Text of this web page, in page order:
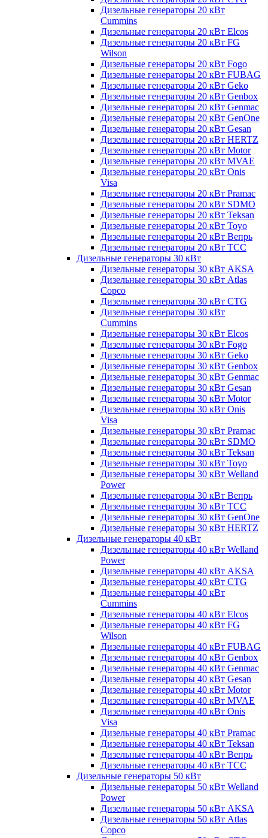
Дизельные генераторы 20 кВт
Cummins
Дизельные генераторы 20 кВт Elcos
Дизельные генераторы 20 кВт FG
Wilson
Дизельные генераторы 20 кВт Fogo
Дизельные генераторы 20 кВт FUBAG
Дизельные генераторы 20 кВт Geko
Дизельные генераторы 20 кВт Genbox
Дизельные генераторы 20 кВт Genmac
Дизельные генераторы 20 кВт GenOne
Дизельные генераторы 20 кВт Gesan
Дизельные генераторы 20 кВт HERTZ
Дизельные генераторы 20 кВт Motor
Дизельные генераторы 20 кВт MVAE
Дизельные генераторы 20 кВт Onis
Visa
Дизельные генераторы 20 кВт Pramac
Дизельные генераторы 20 кВт SDMO
Дизельные генераторы 20 кВт Teksan
Дизельные генераторы 20 кВт Toyo
Дизельные генераторы 20 кВт Вепрь
Дизельные генераторы 20 кВт ТСС
Дизельные генераторы 30 кВт
Дизельные генераторы 30 кВт AKSA
Дизельные генераторы 30 кВт Atlas
Copco
Дизельные генераторы 30 кВт CTG
Дизельные генераторы 30 кВт
Cummins
Дизельные генераторы 30 кВт Elcos
Дизельные генераторы 30 кВт Fogo
Дизельные генераторы 30 кВт Geko
Дизельные генераторы 30 кВт Genbox
Дизельные генераторы 30 кВт Genmac
Дизельные генераторы 30 кВт Gesan
Дизельные генераторы 30 кВт Motor
Дизельные генераторы 30 кВт Onis
Visa
Дизельные генераторы 30 кВт Pramac
Дизельные генераторы 30 кВт SDMO
Дизельные генераторы 30 кВт Teksan
Дизельные генераторы 30 кВт Toyo
Дизельные генераторы 30 кВт Welland
Power
Дизельные генераторы 30 кВт Вепрь
Дизельные генераторы 30 кВт ТСС
Дизельные генераторы 30 кВт GenOne
Дизельные генераторы 30 кВт HERTZ
Дизельные генераторы 40 кВт
Дизельные генераторы 40 кВт Welland
Power
Дизельные генераторы 40 кВт AKSA
Дизельные генераторы 40 кВт CTG
Дизельные генераторы 40 кВт
Cummins
Дизельные генераторы 40 кВт Elcos
Дизельные генераторы 40 кВт FG
Wilson
Дизельные генераторы 40 кВт FUBAG
Дизельные генераторы 40 кВт Genbox
Дизельные генераторы 40 кВт Genmac
Дизельные генераторы 40 кВт Gesan
Дизельные генераторы 40 кВт Motor
Дизельные генераторы 40 кВт MVAE
Дизельные генераторы 40 кВт Onis
Visa
Дизельные генераторы 40 кВт Pramac
Дизельные генераторы 40 кВт Teksan
Дизельные генераторы 40 кВт Вепрь
Дизельные генераторы 40 кВт ТСС
Дизельные генераторы 50 кВт
Дизельные генераторы 50 кВт Welland
Power
Дизельные генераторы 50 кВт AKSA
Дизельные генераторы 50 кВт Atlas
Copco